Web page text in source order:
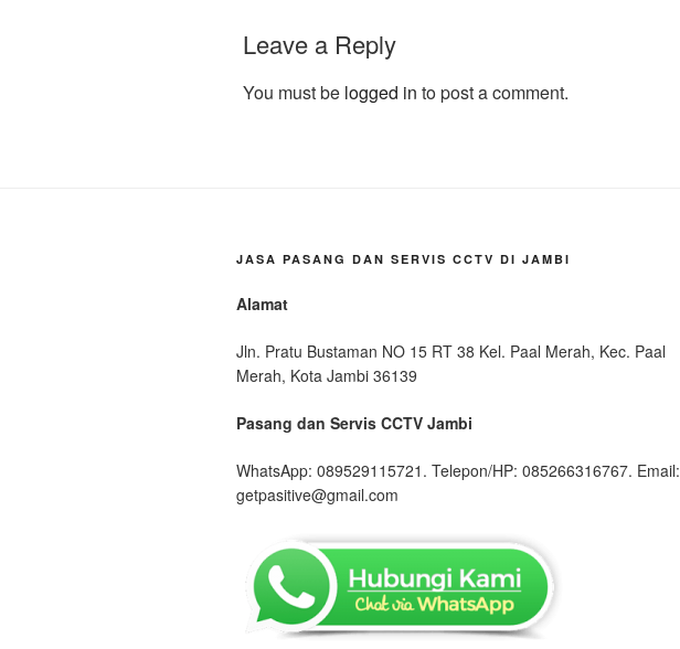
Leave a Reply
You must be logged in to post a comment.
JASA PASANG DAN SERVIS CCTV DI JAMBI
Alamat
Jln. Pratu Bustaman NO 15 RT 38 Kel. Paal Merah, Kec. Paal
Merah, Kota Jambi 36139
Pasang dan Servis CCTV Jambi
WhatsApp: 089529115721. Telepon/HP: 085266316767. Email:
getpasitive@gmail.com